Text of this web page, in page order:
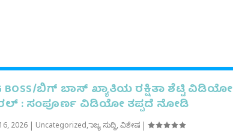
BOSS/ಬಿಗ್ ಬಾಸ್ ಖ್ಯಾತಿಯ ರಕ್ಷಿತಾ ಶೆಟ್ಟಿ ವಿಡಿಯೋ
: ಸಂಪೂರ್ಣ ವಿಡಿಯೋ ತಪ್ಪದೆ‌ ನೋಡಿ
2026| Uncategorized,ರಾಜ್ಯ ಸುದ್ದಿ,ವಿಶೇಷ|